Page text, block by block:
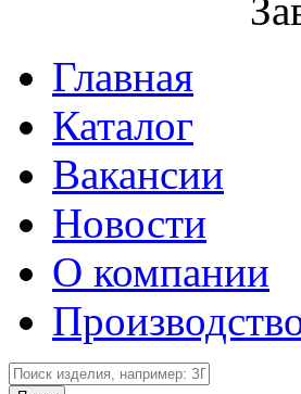
Главная
Каталог
Вакансии
Новости
О компании